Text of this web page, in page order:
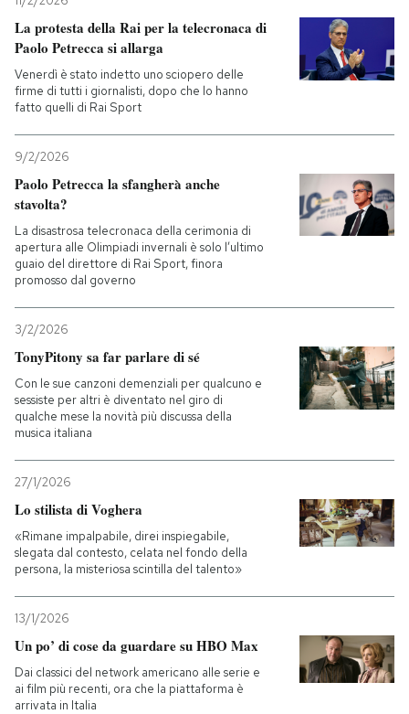
La protesta della Rai per la telecronaca di
Paolo Petrecca si allarga
Venerdì è stato indetto uno sciopero delle
firme di tutti i giornalisti, dopo che lo hanno
fatto quelli di Rai Sport
9/2/2026
Paolo Petrecca la sfangherà anche
stavolta?
La disastrosa telecronaca della cerimonia di
apertura alle Olimpiadi invernali è solo l’ultimo
guaio del direttore di Rai Sport, finora
promosso dal governo
3/2/2026
TonyPitony sa far parlare di sé
Con le sue canzoni demenziali per qualcuno e
sessiste per altri è diventato nel giro di
qualche mese la novità più discussa della
musica italiana
27/1/2026
Lo stilista di Voghera
«Rimane impalpabile, direi inspiegabile,
slegata dal contesto, celata nel fondo della
persona, la misteriosa scintilla del talento»
13/1/2026
Un po’ di cose da guardare su HBO Max
Dai classici del network americano alle serie e
ai film più recenti, ora che la piattaforma è
arrivata in Italia